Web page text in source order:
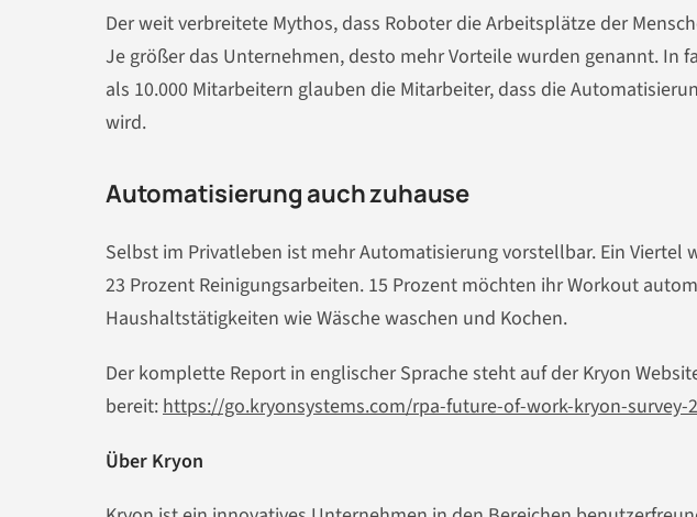
Der weit verbreitete Mythos, dass Roboter die Arbeitsplätze der
Je größer das Unternehmen, desto mehr Vorteile wurden genannt. In
als 10.000 Mitarbeitern glauben die Mitarbeiter, dass die
wird.
Automatisierung auch zuhause
Selbst im Privatleben ist mehr Automatisierung vorstellbar. Ein
23 Prozent Reinigungsarbeiten. 15 Prozent möchten ihr Workout
Haushaltstätigkeiten wie Wäsche waschen und Kochen.
Der komplette Report in englischer Sprache steht auf der Kryon
bereit: https://go.kryonsystems.com/rpa-future-of-work-kryon-survey-
Über Kryon